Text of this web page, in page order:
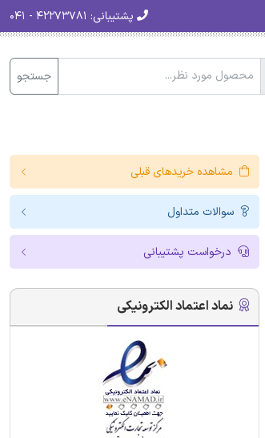
پشتیبانی:
جستجو
مشاهده خریدهای قبلی
سوالات متداول
درخواست پشتیبانی
نماد اعتماد الکترونیکی